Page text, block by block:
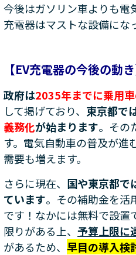
今後はガソリン車よりも電
充電器はマストな設備にな
【EV充電器の今後の動き
政府は2035年までに乗用
して掲げており、 東京都で
義務化が始まります。その
す。電気自動車の普及が進
需要も増えます。
さらに現在、 国や東京都で
ています。その補助金を活
です！なかには無料で設置
限りがある上、予算上限に
があるため、 早目の導入検